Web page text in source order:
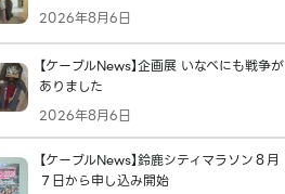
2026年8月6日
【ケーブルNews】企画展 いなべにも戦争が
ありました
2026年8月6日
【ケーブルNews】鈴鹿シティマラソン８月
７日から申し込み開始